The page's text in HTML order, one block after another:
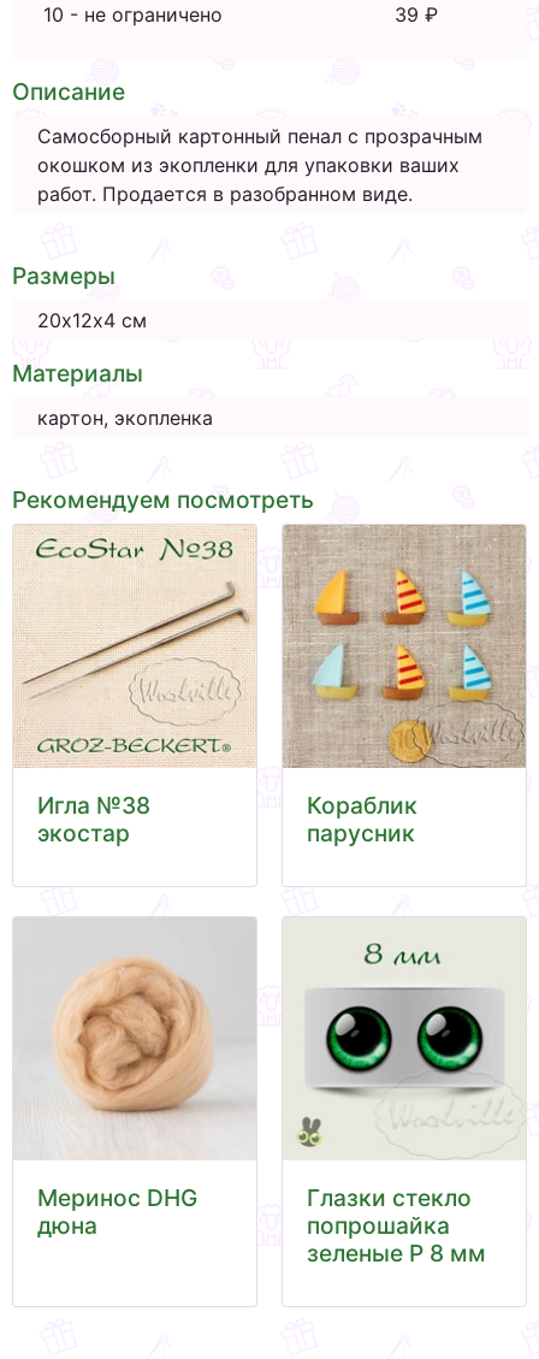
10 - не ограничено
39 ₽
Описание
Самосборный картонный пенал с прозрачным
окошком из экопленки для упаковки ваших
работ. Продается в разобранном виде.
Размеры
20х12х4 см
Материалы
картон, экопленка
Рекомендуем посмотреть
Игла №38
экостар
Кораблик
парусник
Меринос DHG
дюна
Глазки стекло
попрошайка
зеленые Р 8 мм